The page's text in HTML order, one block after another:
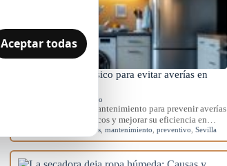
Mantenimiento básico para evitar averías en
Mantenimiento preventivo
Aprende rutinas de mantenimiento para prevenir averías
en tus electrodomésticos y mejorar su eficiencia en…
electrodomésticos ,mantenimiento ,preventivo ,Sevilla
Aceptar todas